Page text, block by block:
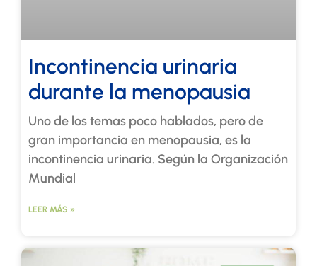
Incontinencia urinaria
durante la menopausia
Uno de los temas poco hablados, pero de
gran importancia en menopausia, es la
incontinencia urinaria. Según la Organización
Mundial
LEER MÁS »